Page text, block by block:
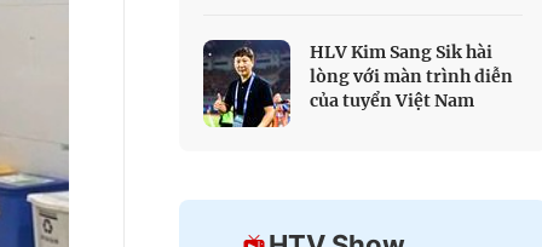
HLV Kim Sang Sik hài
lòng với màn trình diễn
của tuyển Việt Nam